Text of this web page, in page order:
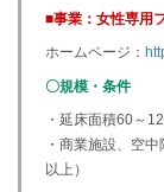
■事業：女性専用
ホームページ：
〇規模・条件
・延床面積60～
・商業施設、空
以上）